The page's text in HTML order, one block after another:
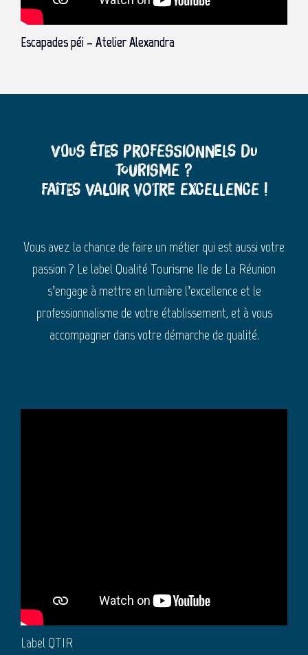
Escapades péi – Atelier Alexandra
Vous êtes professionnels du
tourisme ?
Faîtes valoir votre excellence !
Vous avez la chance de faire un métier qui est aussi votre
passion ? Le label Qualité Tourisme Ile de La Réunion
s’engage à mettre en lumière l’excellence et le
professionnalisme de votre établissement, et à vous
accompagner dans votre démarche de qualité.
Label QTIR